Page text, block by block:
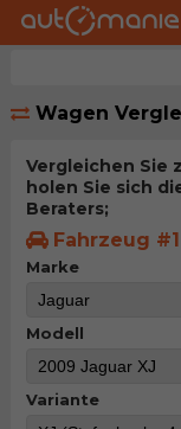
Wagen
Vergleichen Sie
holen Sie sich
Beraters;
Fahrzeug #1
Marke
Modell
Variante